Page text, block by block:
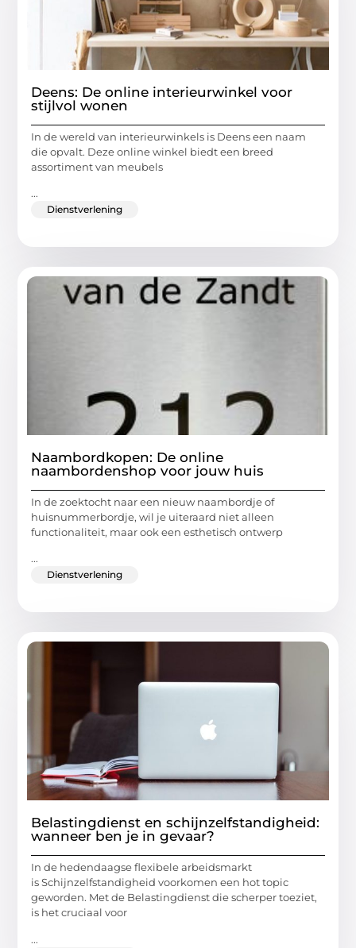
Deens: De online interieurwinkel voor
stijlvol wonen
In de wereld van interieurwinkels is Deens een naam
die opvalt. Deze online winkel biedt een breed
assortiment van meubels
...
Dienstverlening
Naambordkopen: De online
naambordenshop voor jouw huis
In de zoektocht naar een nieuw naambordje of
huisnummerbordje, wil je uiteraard niet alleen
functionaliteit, maar ook een esthetisch ontwerp
...
Dienstverlening
Belastingdienst en schijnzelfstandigheid:
wanneer ben je in gevaar?
In de hedendaagse flexibele arbeidsmarkt
is Schijnzelfstandigheid voorkomen een hot topic
geworden. Met de Belastingdienst die scherper toeziet,
is het cruciaal voor
...